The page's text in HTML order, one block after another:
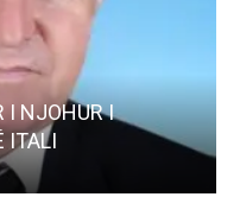
Rome- Shtator 2025
0